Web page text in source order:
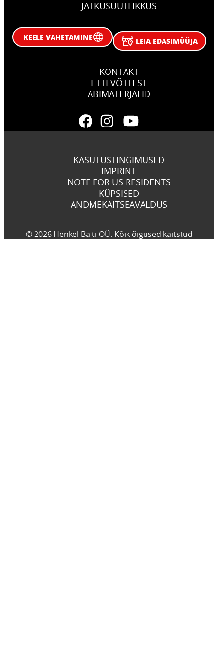
JÄTKUSUUTLIKKUS
KEELE VAHETAMINE LEIA EDASIMÜÜJA
KONTAKT
ETTEVÕTTEST
ABIMATERJALID
KASUTUSTINGIMUSED
IMPRINT
NOTE FOR US RESIDENTS
KÜPSISED
ANDMEKAITSEAVALDUS
© 2026 Henkel Balti OÜ. Kõik õigused kaitstud